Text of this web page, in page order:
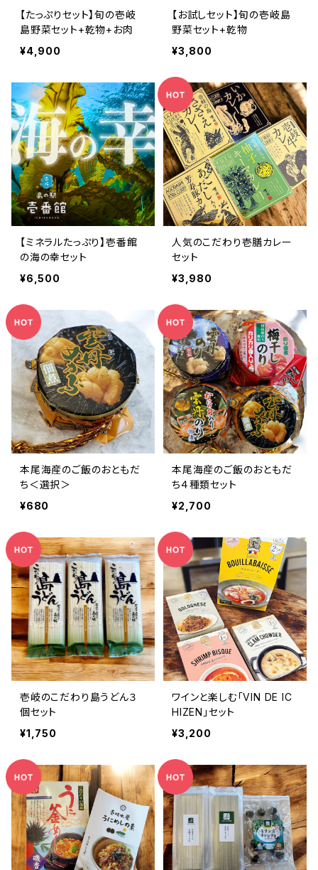
【たっぷりセット】旬の壱岐
島野菜セット+乾物+お肉
¥4,900
【お試しセット】旬の壱岐島
野菜セット+乾物
¥3,800
【ミネラルたっぷり】壱番館
の海の幸セット
¥6,500
人気のこだわり壱膳カレー
セット
¥3,980
本尾海産のご飯のおともだ
ち＜選択＞
¥680
本尾海産のご飯のおともだ
ち４種類セット
¥2,700
壱岐のこだわり島うどん３
個セット
¥1,750
ワインと楽しむ「VIN DE IC
HIZEN」セット
¥3,200